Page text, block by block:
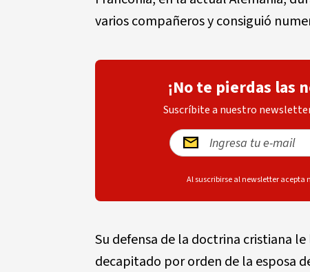
varios compañeros y consiguió
¡No te pierdas las
Suscríbite a nuestro
Al suscribirse al newsletter acepta
Su defensa de la doctrina cristiana
decapitado por orden de la esposa